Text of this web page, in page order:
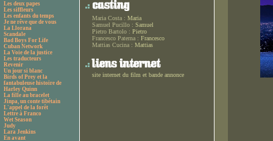
Les deux papes
Les siffleurs
Les enfants du temps
Je ne rêve que de vous
La Llorana
Scandale
Bad Boys For Life
Cuban Network
La Voie de la justice
Les traducteurs
Revenir
Un jour si blanc
Birds of Prey et la
fantabuleuse histoire de
Harley Quinn
La fille au bracelet
Jinpa, un conte tibétain
L'appel de la forêt
Lettre à Franco
Wet Season
Judy
Lara Jenkins
En avant
Maria Costa : Maria
Samuel Pucillo : Samuel
Pietro Bartolo : Pietro
Francesco Paterna : Francesco
Mattias Cucina : Mattias
site internet du film et bande annonce